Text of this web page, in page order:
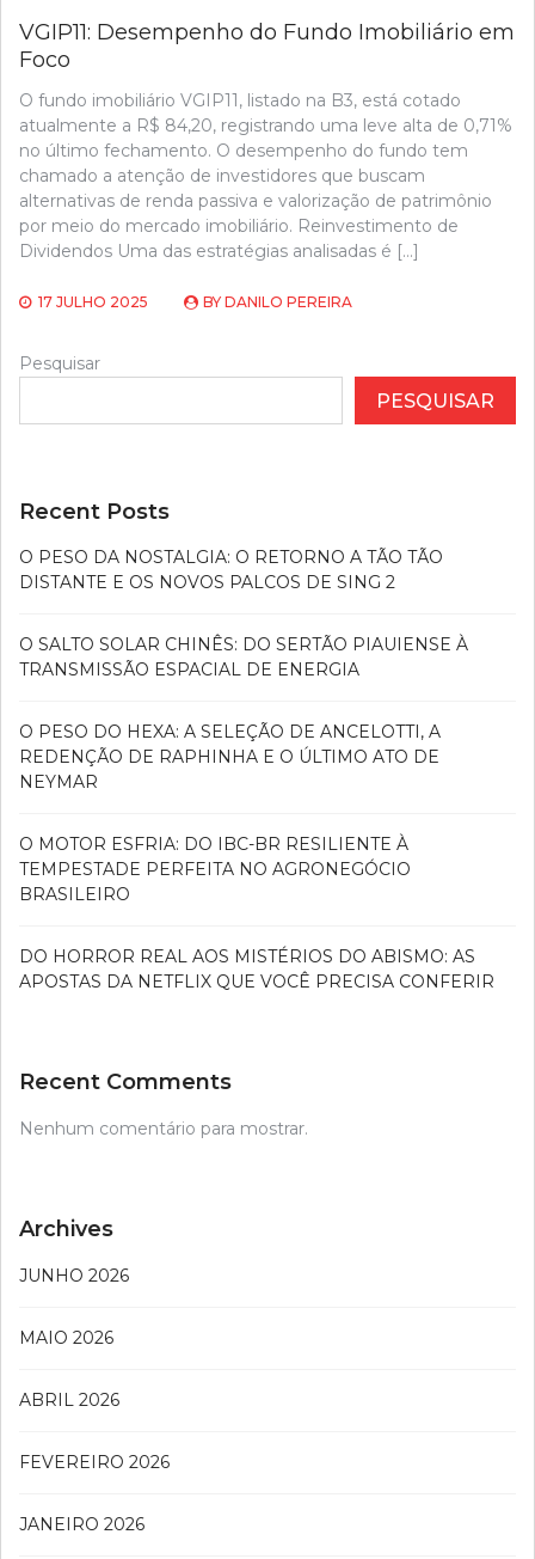
VGIP11: Desempenho do Fundo Imobiliário em
Foco
O fundo imobiliário VGIP11, listado na B3, está cotado
atualmente a R$ 84,20, registrando uma leve alta de 0,71%
no último fechamento. O desempenho do fundo tem
chamado a atenção de investidores que buscam
alternativas de renda passiva e valorização de patrimônio
por meio do mercado imobiliário. Reinvestimento de
Dividendos Uma das estratégias analisadas é […]
17 JULHO 2025 BY DANILO PEREIRA
Pesquisar
PESQUISAR
Recent Posts
O PESO DA NOSTALGIA: O RETORNO A TÃO TÃO
DISTANTE E OS NOVOS PALCOS DE SING 2
O SALTO SOLAR CHINÊS: DO SERTÃO PIAUIENSE À
TRANSMISSÃO ESPACIAL DE ENERGIA
O PESO DO HEXA: A SELEÇÃO DE ANCELOTTI, A
REDENÇÃO DE RAPHINHA E O ÚLTIMO ATO DE
NEYMAR
O MOTOR ESFRIA: DO IBC-BR RESILIENTE À
TEMPESTADE PERFEITA NO AGRONEGÓCIO
BRASILEIRO
DO HORROR REAL AOS MISTÉRIOS DO ABISMO: AS
APOSTAS DA NETFLIX QUE VOCÊ PRECISA CONFERIR
Recent Comments
Nenhum comentário para mostrar.
Archives
JUNHO 2026
MAIO 2026
ABRIL 2026
FEVEREIRO 2026
JANEIRO 2026